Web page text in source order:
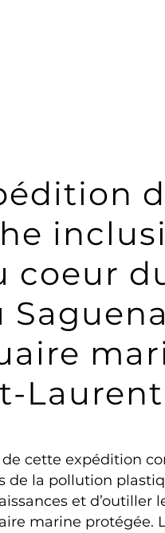
coeur
de cette expédition
de la pollution
et d’outiller
marine protégée.